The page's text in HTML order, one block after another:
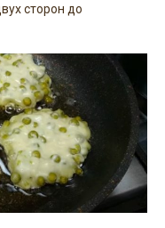
сторон до